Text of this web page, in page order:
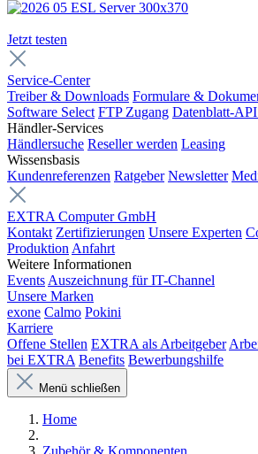
Jetzt testen
Service-Center
Treiber & Downloads Formulare &
Software Select FTP Zugang Datenblatt-
Händler-Services
Händlersuche Reseller werden Leasing
Wissensbasis
Kundenreferenzen Ratgeber Newsletter
EXTRA Computer GmbH
Kontakt Zertifizierungen Unsere Experten
Produktion Anfahrt
Weitere Informationen
Events Auszeichnung für IT-Channel
Unsere Marken
exone Calmo Pokini
Karriere
Offene Stellen EXTRA als Arbeitgeber
bei EXTRA Benefits Bewerbungshilfe
Menü schließen
Home
Zubehör & Komponenten